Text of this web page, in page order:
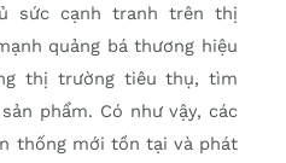
sức cạnh tranh trên thị
quảng bá thương hiệu
thị trường tiêu thụ, tìm
phẩm. Có như vậy, các
thống mới tồn tại và phát